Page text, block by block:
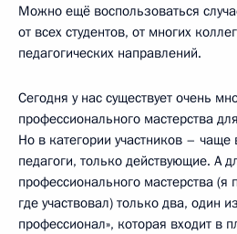
Можно ещё воспользоваться
от всех студентов, от многих
педагогических направлений.
Сегодня у нас существует очень
профессионального мастерства
Но в категории участников – чаще
педагоги, только действующие. А
профессионального мастерства
где участвовал) только два, один
профессионал», которая входит в